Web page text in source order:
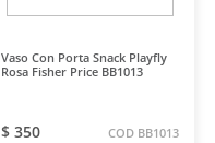
Vaso Con Porta Snack Playfly
Rosa Fisher Price BB1013
$ 350 COD BB1013